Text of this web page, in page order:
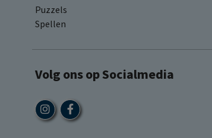
Puzzels
Spellen
Volg ons op Socialmedia